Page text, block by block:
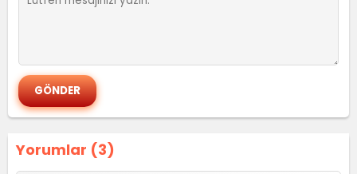
Yorumlar (3)